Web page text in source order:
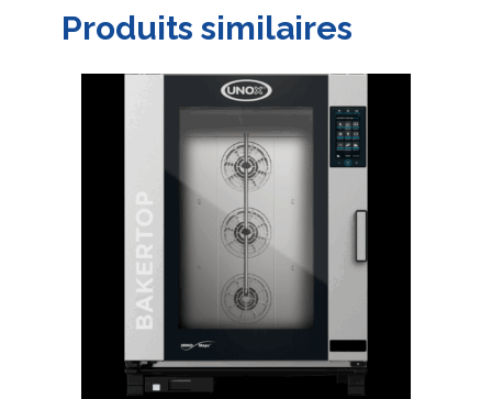
Produits similaires